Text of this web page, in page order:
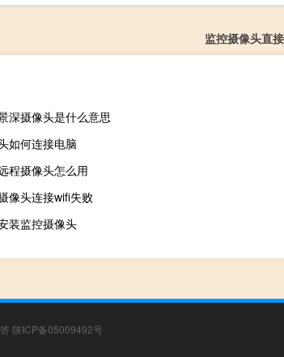
监控摄像头直
深摄像头是什么意思
如何连接电脑
程摄像头怎么用
像头连接wifi失败
装监控摄像头
陕ICP备05009492号